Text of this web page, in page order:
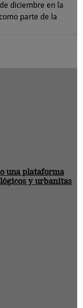
diciembre en la
parte de la
una plataforma
y urbanitas